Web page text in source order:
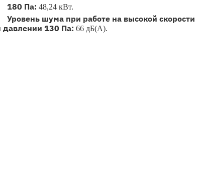
180 Па: 48,24 кВт.
Уровень шума при работе на высокой скорости
давлении 130 Па: 66 дБ(А).